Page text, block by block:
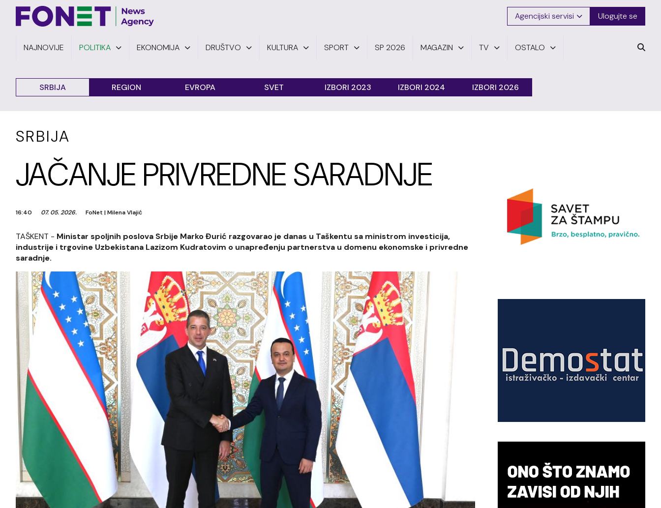
Agencijski servisi Ulogujte se
NAJNOVIJE POLITIKA EKONOMIJA DRUŠTVO KULTURA SPORT SP 2026 MAGAZIN TV OSTALO
SRBIJA REGION EVROPA SVET IZBORI 2023 IZBORI 2024 IZBORI 2026
SRBIJA
JAČANJE PRIVREDNE SARADNJE
16:40 07. 05. 2026. FoNet |Milena Vlajić
TAŠKENT - Ministar spoljnih poslova Srbije Marko Đurić razgovarao je danas u Taškentu sa ministrom investicija,
industrije i trgovine Uzbekistana Lazizom Kudratovim o unapređenju partnerstva u domenu ekonomske i privredne
saradnje.